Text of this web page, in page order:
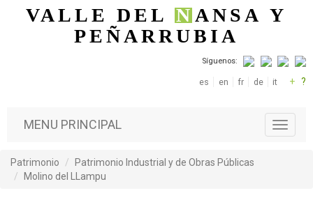
Pasar al contenido principal
VALLE DELNANSA Y
PEÑARRUBIA
Síguenos:
es en fr de it + ?
T
o
MENU PRINCIPAL
Patrimonio
Patrimonio Industrial y de Obras Públicas
Molino del LLampu